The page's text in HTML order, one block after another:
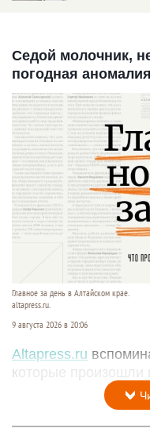
Седой молочник,
погодная
Главное за день в Алтайском крае.
altapress.ru.
9 августа 2026 в 20:06
Altapress.ru
которые произошли